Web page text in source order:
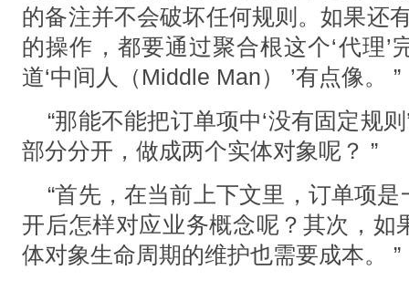
的备注并不会破坏任何规则。如果还
的操作，都要通过聚合根这个‘代理’
道‘中间⼈（Middle Man） ’有点像。 ”
“那能不能把订单项中‘没有固定规
部分分开，做成两个实体对象呢？ ”
“⾸先，在当前上下⽂⾥，订单项
开后怎样对应业务概念呢？其次，如
体对象⽣命周期的维护也需要成本。 ”